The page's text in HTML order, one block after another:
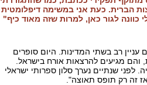
הברית. כעת אני במשימה דיפלומטית
לי כוונה לגור כאן, למרות שזה מאוד כיף"
רב בשתי המדינות. היום סופרים
והם מגיעים להרצאות אורח בישראל.
לפני שנתיים נערך סלון ספרותי ישראלי
זה רק תופס תאוצה".